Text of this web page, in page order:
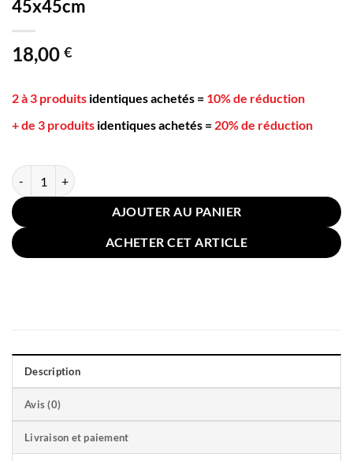
45x45cm
18,00 €
2 à 3 produits identiques achetés = 10% de réduction
+ de 3 produits identiques achetés = 20% de réduction
quantité de Housse Coussin Bleu Canard Blanche 45x45cm
AJOUTER AU PANIER
ACHETER CET ARTICLE
Description
Avis (0)
Livraison et paiement